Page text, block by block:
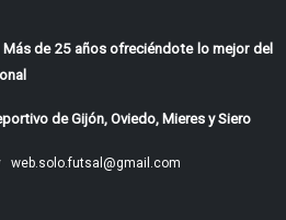
de 25 años ofreciéndote lo mejor del
de Gijón, Oviedo, Mieres y Siero
web.solo.futsal@gmail.com